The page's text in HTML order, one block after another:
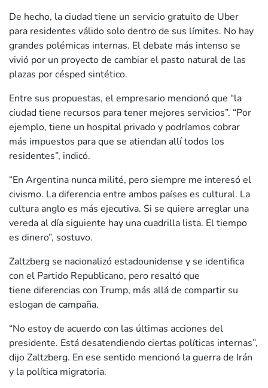
De hecho, la ciudad tiene un servicio gratuito de Uber
para residentes válido solo dentro de sus límites. No hay
grandes polémicas internas. El debate más intenso se
vivió por un proyecto de cambiar el pasto natural de las
plazas por césped sintético.
Entre sus propuestas, el empresario mencionó que “la
ciudad tiene recursos para tener mejores servicios”. “Por
ejemplo, tiene un hospital privado y podríamos cobrar
más impuestos para que se atiendan allí todos los
residentes”, indicó.
“En Argentina nunca milité, pero siempre me interesó el
civismo. La diferencia entre ambos países es cultural. La
cultura anglo es más ejecutiva. Si se quiere arreglar una
vereda al día siguiente hay una cuadrilla lista. El tiempo
es dinero”, sostuvo.
Zaltzberg se nacionalizó estadounidense y se identifica
con el Partido Republicano, pero resaltó que
tiene diferencias con Trump, más allá de compartir su
eslogan de campaña.
“No estoy de acuerdo con las últimas acciones del
presidente. Está desatendiendo ciertas políticas internas”,
dijo Zaltzberg. En ese sentido mencionó la guerra de Irán
y la política migratoria.